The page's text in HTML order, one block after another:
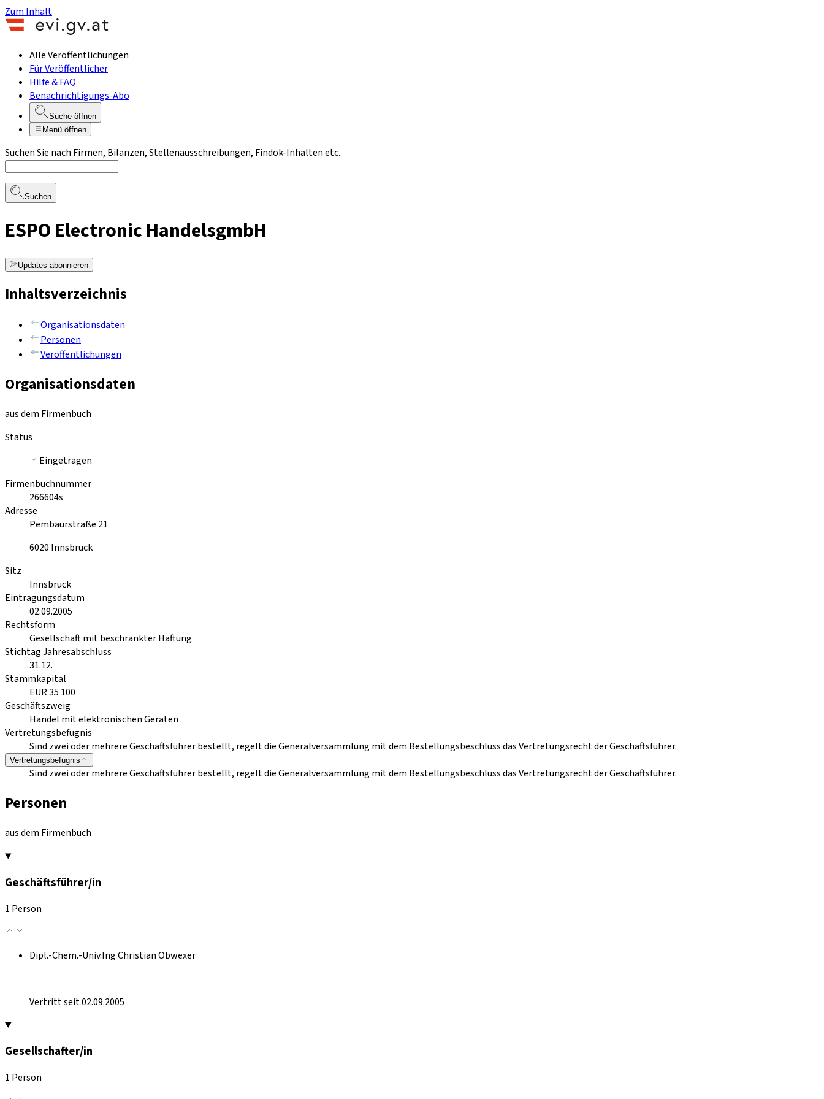
Zum Inhalt
Alle Veröffentlichungen
Für Veröffentlicher
Hilfe & FAQ
Benachrichtigungs-Abo
Suche öffnen
Menü öffnen
Suchen Sie nach Firmen, Bilanzen, Stellenausschreibungen, Findok-Inhalten etc.
Suchen
ESPO Electronic HandelsgmbH
Updates abonnieren
Inhaltsverzeichnis
Organisationsdaten
Personen
Veröffentlichungen
Organisationsdaten
aus dem Firmenbuch
Status
Eingetragen
Firmenbuchnummer
266604s
Adresse
Pembaurstraße 21
6020 Innsbruck
Sitz
Innsbruck
Eintragungsdatum
02.09.2005
Rechtsform
Gesellschaft mit beschränkter Haftung
Stichtag Jahresabschluss
31.12.
Stammkapital
EUR 35 100
Geschäftszweig
Handel mit elektronischen Geräten
Vertretungsbefugnis
Sind zwei oder mehrere Geschäftsführer bestellt, regelt die Generalversammlung mit dem Bestellungsbeschluss das Vertretungsrecht der Geschäftsführer.
Vertretungsbefugnis
Sind zwei oder mehrere Geschäftsführer bestellt, regelt die Generalversammlung mit dem Bestellungsbeschluss das Vertretungsrecht der Geschäftsführer.
Personen
aus dem Firmenbuch
Geschäftsführer/in
1 Person
Dipl.-Chem.-Univ.Ing Christian Obwexer
Vertritt seit 02.09.2005
Gesellschafter/in
1 Person